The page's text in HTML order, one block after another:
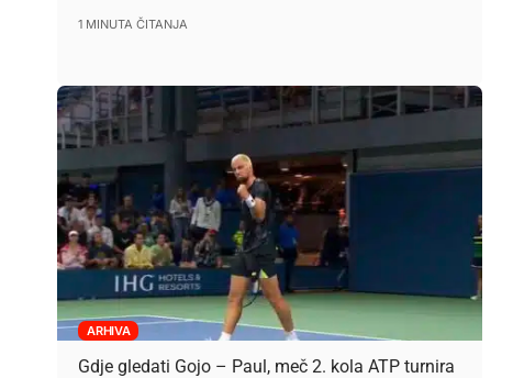
1 MINUTA ČITANJA
ARHIVA
Gdje gledati Gojo – Paul, meč 2. kola ATP turnira